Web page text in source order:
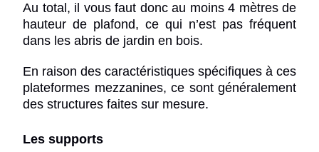
Au total, il vous faut donc au moins 4 mètres de
hauteur de plafond, ce qui n’est pas fréquent
dans les abris de jardin en bois.
En raison des caractéristiques spécifiques à ces
plateformes mezzanines, ce sont généralement
des structures faites sur mesure.
Les supports